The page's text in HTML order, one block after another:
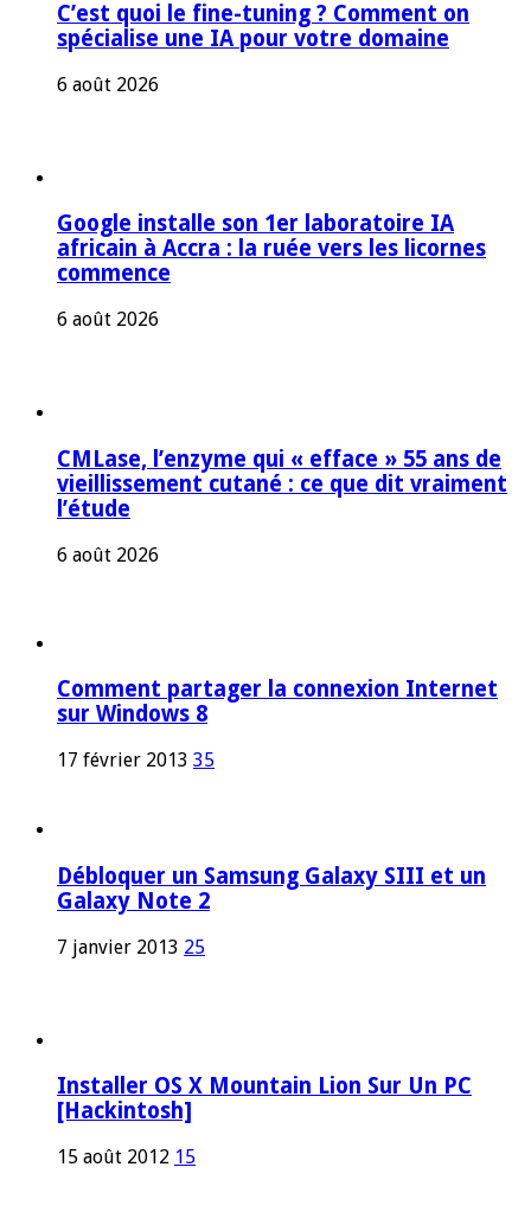
C’est quoi le fine-tuning ? Comment on
spécialise une IA pour votre domaine
6 août 2026
Google installe son 1er laboratoire IA
africain à Accra : la ruée vers les licornes
commence
6 août 2026
CMLase, l’enzyme qui « efface » 55 ans de
vieillissement cutané : ce que dit vraiment
l’étude
6 août 2026
Comment partager la connexion Internet
sur Windows 8
17 février 2013 35
Débloquer un Samsung Galaxy SIII et un
Galaxy Note 2
7 janvier 2013 25
Installer OS X Mountain Lion Sur Un PC
[Hackintosh]
15 août 2012 15